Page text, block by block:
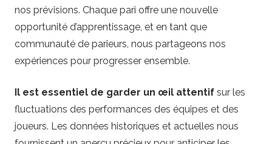
nos prévisions. Chaque pari offre une nouvelle
opportunité d’apprentissage, et en tant que
communauté de parieurs, nous partageons nos
expériences pour progresser ensemble.
Il est essentiel de garder un œil attentif sur les
fluctuations des performances des équipes et des
joueurs. Les données historiques et actuelles nous